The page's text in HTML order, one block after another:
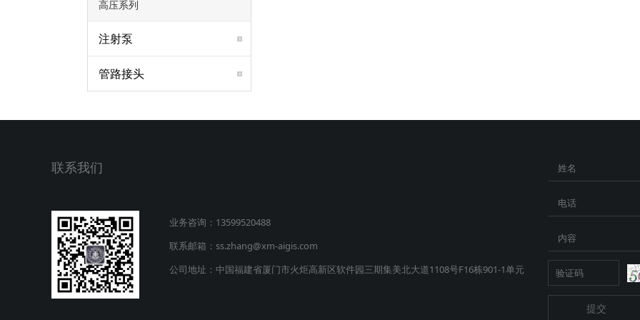
高压系列
注射泵
管路接头
联系我们
业务咨询：13599520488
联系邮箱：ss.zhang@xm-aigis.com
公司地址：中国福建省厦门市火炬高新区软件园三期集美北大道1108号F16栋901-1单元
姓名
电话
内容
提交